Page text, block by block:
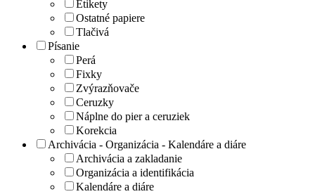
Etikety
Ostatné papiere
Tlačivá
Písanie
Perá
Fixky
Zvýrazňovače
Ceruzky
Náplne do pier a ceruziek
Korekcia
Archivácia - Organizácia - Kalendáre a diáre
Archivácia a zakladanie
Organizácia a identifikácia
Kalendáre a diáre